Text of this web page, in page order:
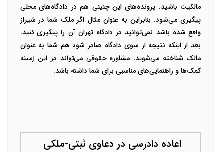
مالکیت باشید. پرونده‌های این چنینی هم در دادگاه‌های محلی
پیگیری می‌شود. بنابراین به عنوان مثال اگر ملک شما در شیراز
واقع شده باشد نمی‌توانید در دادگاه تهران آن را پیگیری کنید.
بعد از اینکه نتیجه از سوی دادگاه صادر شود هم شما به عنوان
مالک شناخته می‌شوید.مشاوره حقوقی می‌تواند در این زمینه
کمک‌ها و راهنمایی‌های مناسبی برای شما داشته باشد.
اعاده دادرسی در دعاوی ثبتی-ملکی